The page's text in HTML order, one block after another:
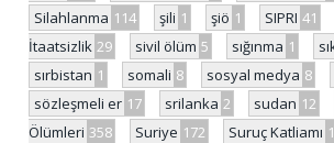
Silahlanma 114 şili 1 şiö 1 SIPRI 41
İtaatsizlik 29 sivil ölüm 5 sığınma 1
sırbistan 1 somali 8 sosyal medya 8
sözleşmeli er 17 srilanka 2 sudan 12
Ölümleri 358 Suriye 172 Suruç Katliamı 1